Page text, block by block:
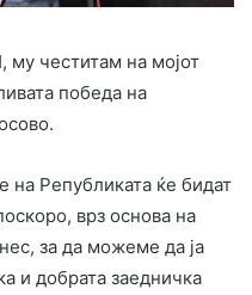
честитам на мојот
победа на
на Републиката ќе бидат
врз основа на
за да можеме да ја
и добрата заедничка